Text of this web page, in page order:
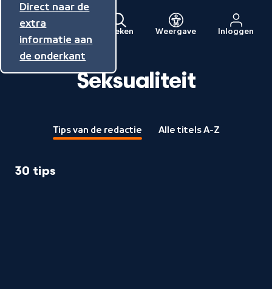
Direct naar de
inhoud
Direct naar de
hoofdnavigatie
Direct naar de
extra
informatie aan
de onderkant
Menu
Naar
de
beginpagina
Zoeken Weergave Inloggen
Seksualiteit
Tips van de redactie Alle titels A-Z
30 tips